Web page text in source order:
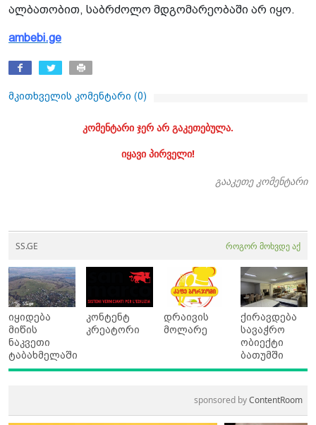
ალბათობით, საბრძოლო მდგომარეობაში არ იყო.
ambebi.ge
მკითხველის კომენტარი (0)
კომენტარი ჯერ არ გაკეთებულა.
იყავი პირველი!
გააკეთე კომენტარი
SS.GE როგორ მოხვდე აქ
იყიდება
მიწის
ნაკვეთი
ტაბახმელაში
კონტენტ
კრეატორი
დრაივის
მოლარე
ქირავდება
სავაჭრო
ობიექტი
ბათუმში
sponsored byContentRoom